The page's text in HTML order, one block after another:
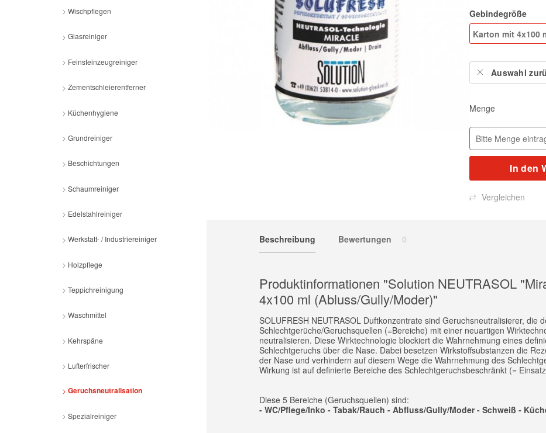
Wischpflegen
Glasreiniger
Feinsteinzeugreiniger
Zementschleierentferner
Küchenhygiene
Grundreiniger
Beschichtungen
Schaumreiniger
Edelstahlreiniger
Werkstatt- / Industriereiniger
Holzpflege
Teppichreinigung
Waschmittel
Kehrspäne
Lufterfrischer
Geruchsneutralisation
Spezialreiniger
Gebindegröße
Karton mit 4x100
Auswahl
Menge
In den
Vergleichen
Beschreibung Bewertungen 0
Produktinformationen "Solution NEUTRASOL
4x100 ml (Abluss/Gully/Moder)"
SOLUFRESH NEUTRASOL Duftkonzentrate sind Geruchsneutralisierer, die
Schlechtgerüche/Geruchsquellen (=Bereiche) mit einer neuartigen
neutralisieren. Diese Wirktechnologie blockiert die Wahrnehmung eines
Schlechtgeruchs über die Nase. Dabei besetzen Wirkstoffsubstanzen die
der Nase und verhindern auf diesem Wege die Wahrnehmung des
Wirkung ist auf definierte Bereiche des Schlechtgeruchsbeschränkt (=
Diese 5 Bereiche (Geruchsquellen) sind:
- WC/Pflege/Inko - Tabak/Rauch - Abfluss/Gully/Moder - Schweiß -